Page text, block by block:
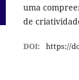
uma
de
DOI: https://